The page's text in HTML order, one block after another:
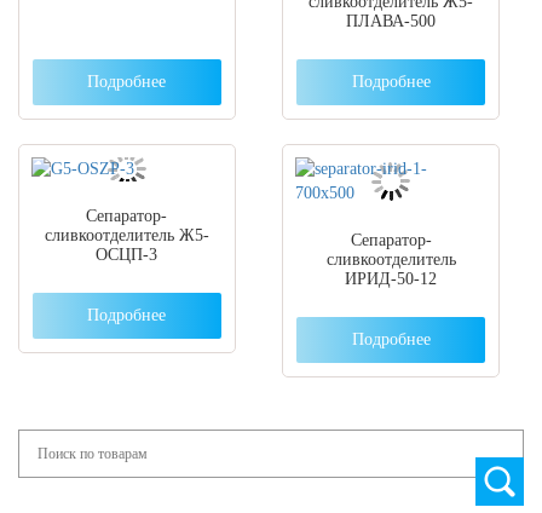
Подробнее
ПЛАВА-500
Подробнее
Сепаратор-
сливкоотделитель Ж5-
ОСЦП-3
Подробнее
Сепаратор-
сливкоотделитель
ИРИД-50-12
Подробнее